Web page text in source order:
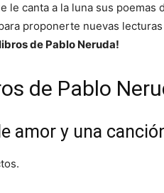
le canta a la luna sus poemas
proponerte nuevas
libros de Pablo Neruda!
de Pablo
amor y una